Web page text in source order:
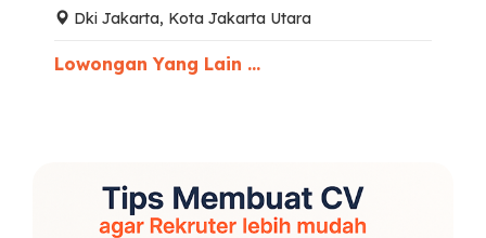
Dki Jakarta, Kota Jakarta Utara
Lowongan Yang Lain ...